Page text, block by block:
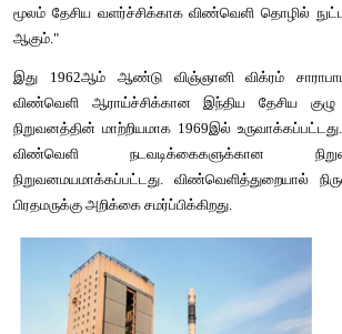
இந்திய விண்வெளி ஆராய்ச்சி
இந்திய விண்வெளி ஆராய்ச்சி
தலைமையிடமாகக் கொண்ட இந்திய
ஆகும். இதன் நோக்கம் "விண்வெளி
மூலம் தேசிய வளர்ச்சிக்காக விண்வெளி
இது 1962ஆம் ஆண்டு விஞ்ஞானி
விண்வெளி ஆராய்ச்சிக்கான இந்திய